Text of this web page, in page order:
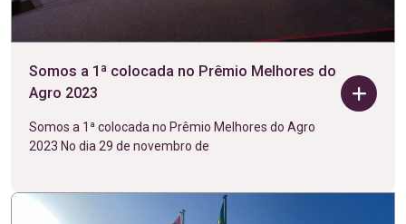
Somos a 1ª colocada no Prêmio Melhores do
Agro 2023
Somos a 1ª colocada no Prêmio Melhores do Agro
2023 No dia 29 de novembro de